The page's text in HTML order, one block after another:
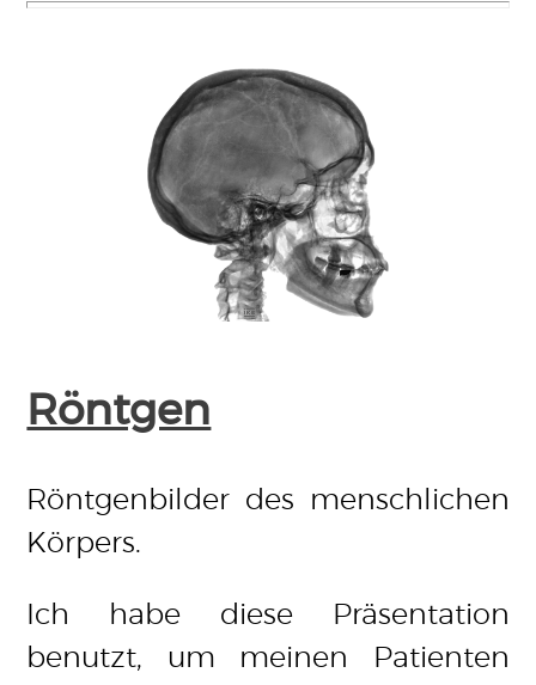
Röntgen
Röntgenbilder des menschlichen
Körpers.
Ich habe diese Präsentation
benutzt, um meinen Patienten